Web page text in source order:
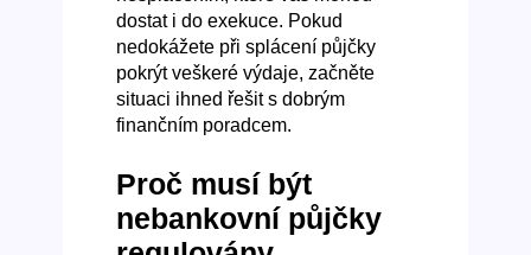
dostat i do exekuce. Pokud
nedokážete při splácení půjčky
pokrýt veškeré výdaje, začněte
situaci ihned řešit s dobrým
finančním poradcem.
Proč musí být
nebankovní půjčky